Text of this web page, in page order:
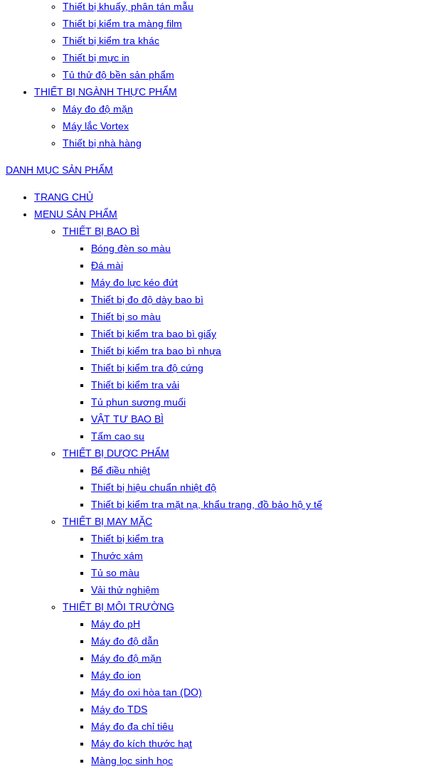
Thiết bị khuấy, phân tán mẫu
Thiết bị kiểm tra màng film
Thiết bị kiểm tra khác
Thiết bị mực in
Tủ thử độ bền sản phẩm
THIẾT BỊ NGÀNH THỰC PHẨM
Máy đo độ mặn
Máy lắc Vortex
Thiết bị nhà hàng
DANH MỤC SẢN PHẨM
TRANG CHỦ
MENU SẢN PHẨM
THIẾT BỊ BAO BÌ
Bóng đèn so màu
Đá mài
Máy đo lực kéo đứt
Thiết bị đo độ dày bao bì
Thiết bị so màu
Thiết bị kiểm tra bao bì giấy
Thiết bị kiểm tra bao bì nhựa
Thiết bị kiểm tra độ cứng
Thiết bị kiểm tra vải
Tủ phun sương muối
VẬT TƯ BAO BÌ
Tấm cao su
THIẾT BỊ DƯỢC PHẨM
Bể điều nhiệt
Thiết bị hiệu chuẩn nhiệt độ
Thiết bị kiểm tra mặt nạ, khẩu trang, đồ bảo hộ y tế
THIẾT BỊ MAY MẶC
Thiết bị kiểm tra
Thước xám
Tủ so màu
Vải thử nghiệm
THIẾT BỊ MÔI TRƯỜNG
Máy đo pH
Máy đo độ dẫn
Máy đo độ mặn
Máy đo ion
Máy đo oxi hòa tan (DO)
Máy đo TDS
Máy đo đa chỉ tiêu
Máy đo kích thước hạt
Màng lọc sinh học